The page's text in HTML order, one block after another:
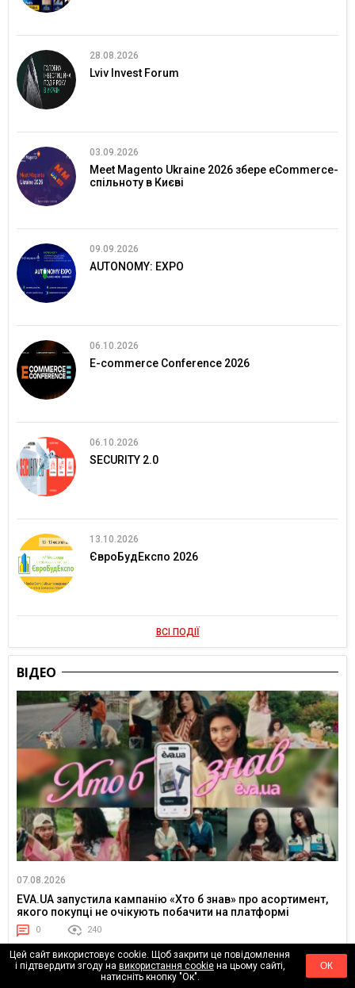
28.08.2026
Lviv Invest Forum
03.09.2026
Meet Magento Ukraine 2026 збере eCommerce-
спільноту в Києві
09.09.2026
AUTONOMY: EXPO
06.10.2026
E-commerce Conference 2026
06.10.2026
SECURITY 2.0
13.10.2026
ЄвроБудЕкспо 2026
ВСІ ПОДІЇ
ВІДЕО
07.08.2026
EVA.UA запустила кампанію «Хто б знав» про асортимент,
якого покупці не очікують побачити на платформі
0 240
Цей сайт використовує cookie. Щоб закрити це повідомлення
і підтвердити згоду на використання cookieна цьому сайті,
натисніть кнопку "Ок".
ОК